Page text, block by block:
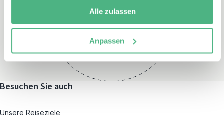
Alle zulassen
Anpassen
Montag – Freitag:
und nach individueller
Terminvereinbarung
Besuchen Sie auch
Unsere Reiseziele